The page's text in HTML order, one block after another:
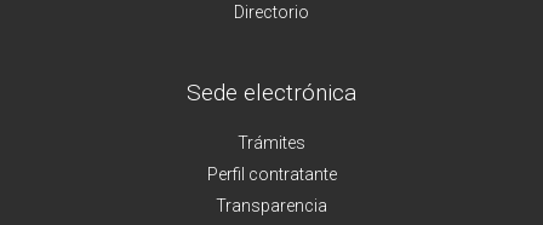
Directorio
Sede electrónica
Trámites
Perfil contratante
Transparencia